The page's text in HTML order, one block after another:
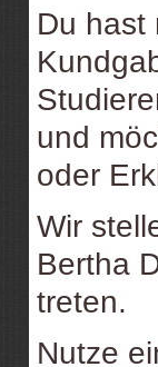
Du hast
und
oder
Wir
Bertha
treten.
Nutze